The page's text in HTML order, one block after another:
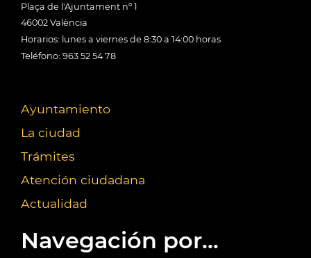
Plaça de l'Ajuntament nº 1
46002 València
Horarios: lunes a viernes de 8:30 a 14:00 horas
Teléfono: 963 52 54 78
Ayuntamiento
La ciudad
Trámites
Atención ciudadana
Actualidad
Navegación por...